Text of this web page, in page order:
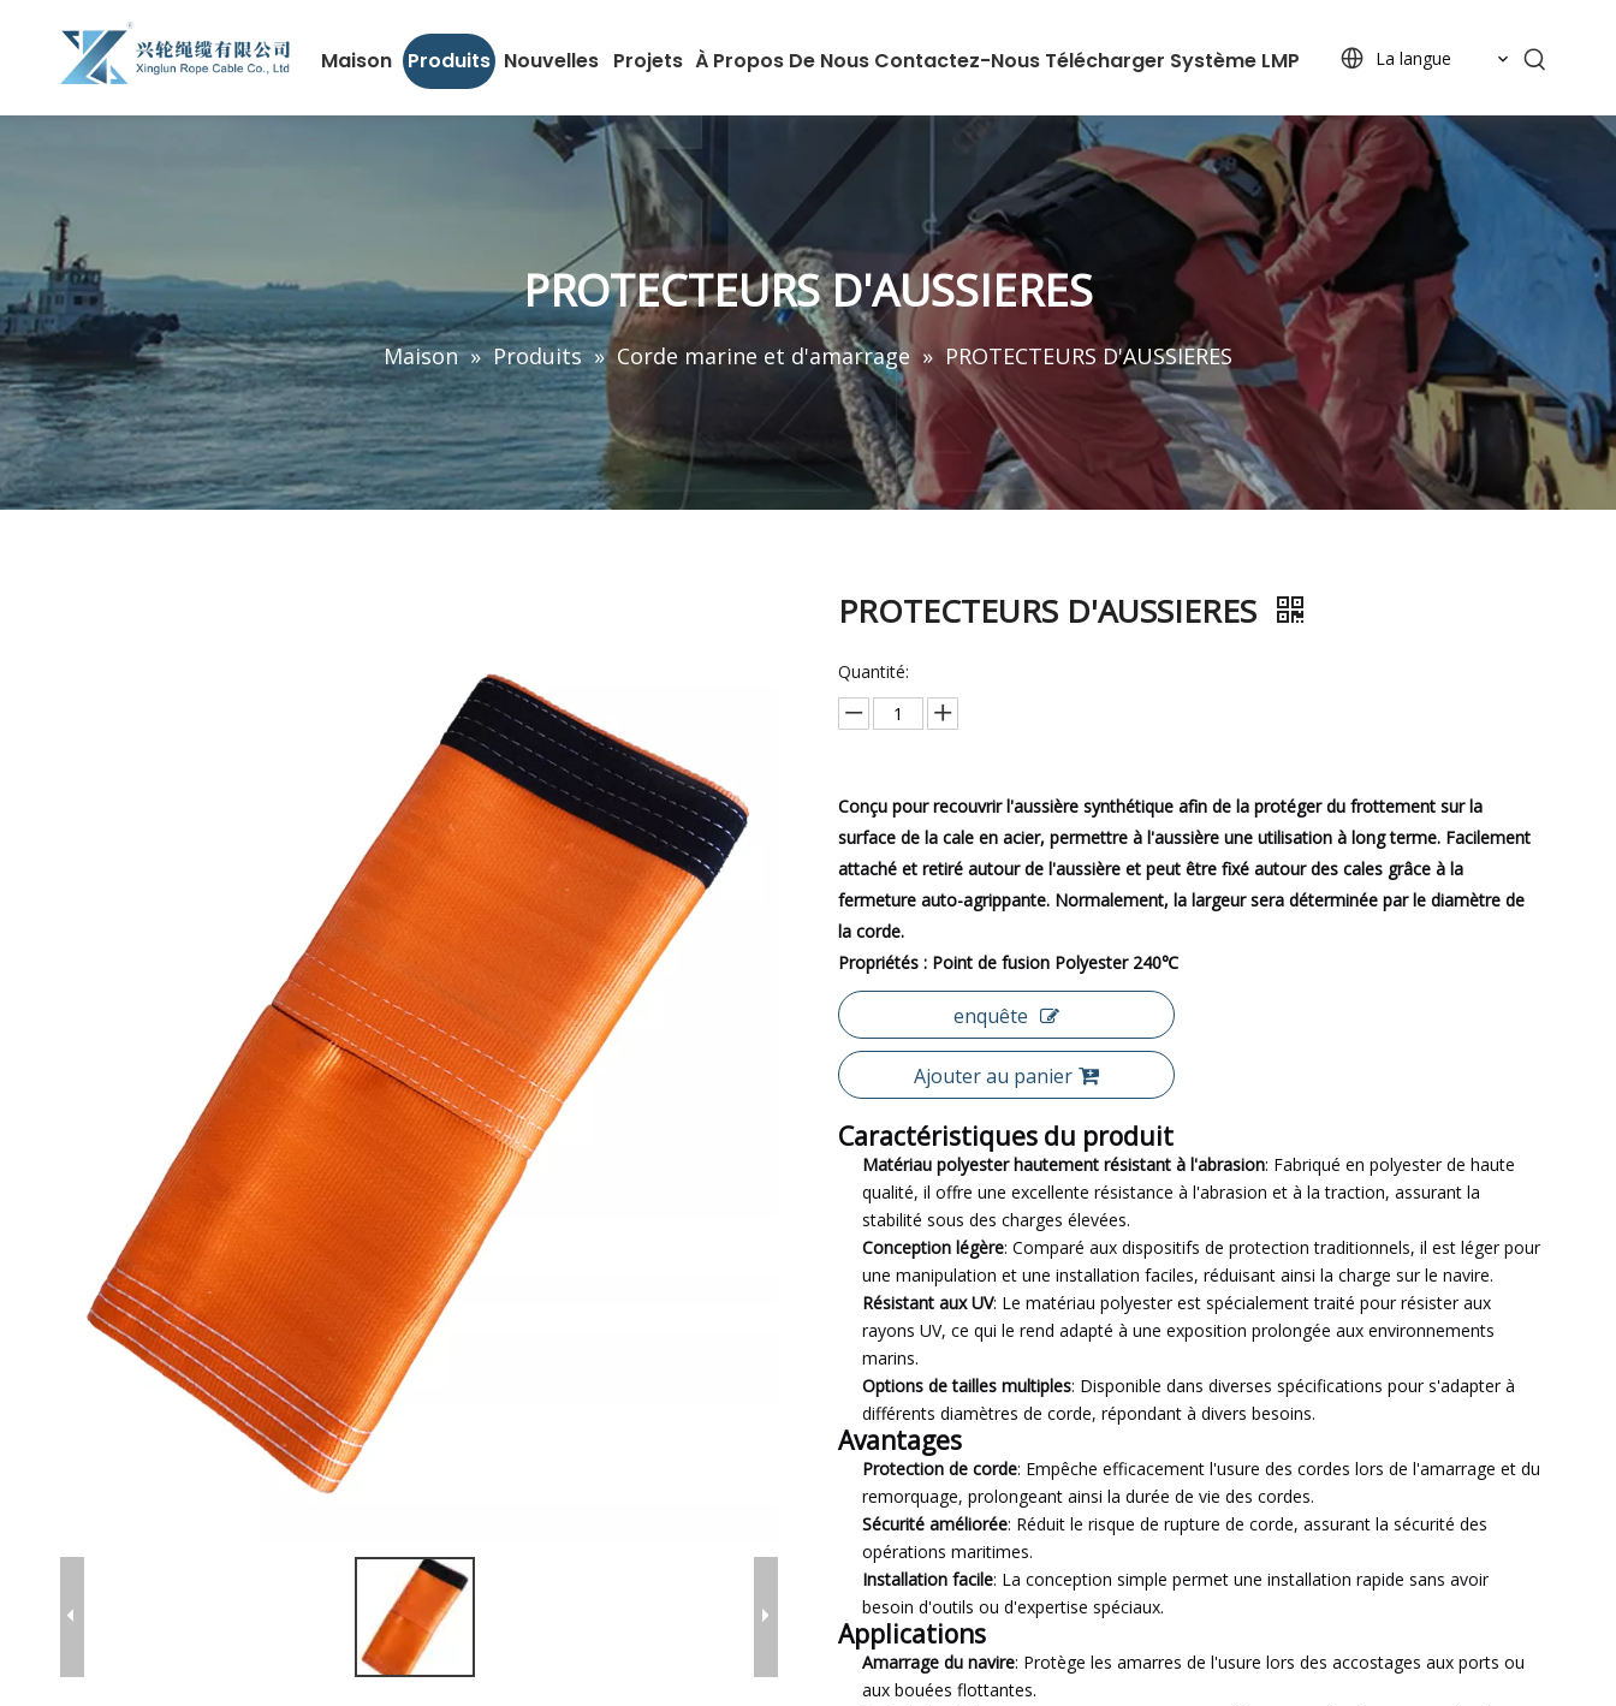
Maison Produits Nouvelles Projets À Propos De Nous Contactez-Nous Télécharger Système LMP La langue
PROTECTEURS D'AUSSIERES
Maison » Produits » Corde marine et d'amarrage » PROTECTEURS D'AUSSIERES
PROTECTEURS D'AUSSIERES
Quantité:
Conçu pour recouvrir l'aussière synthétique afin de la protéger du frottement sur la
surface de la cale en acier, permettre à l'aussière une utilisation à long terme. Facilement
attaché et retiré autour de l'aussière et peut être fixé autour des cales grâce à la
fermeture auto-agrippante. Normalement, la largeur sera déterminée par le diamètre de
la corde.
Propriétés : Point de fusion Polyester 240℃
enquête
Ajouter au panier
Caractéristiques du produit
Matériau polyester hautement résistant à l'abrasion: Fabriqué en polyester de haute
qualité, il offre une excellente résistance à l'abrasion et à la traction, assurant la
stabilité sous des charges élevées.
Conception légère: Comparé aux dispositifs de protection traditionnels, il est léger pour
une manipulation et une installation faciles, réduisant ainsi la charge sur le navire.
Résistant aux UV: Le matériau polyester est spécialement traité pour résister aux
rayons UV, ce qui le rend adapté à une exposition prolongée aux environnements
marins.
Options de tailles multiples: Disponible dans diverses spécifications pour s'adapter à
différents diamètres de corde, répondant à divers besoins.
Avantages
Protection de corde: Empêche efficacement l'usure des cordes lors de l'amarrage et du
remorquage, prolongeant ainsi la durée de vie des cordes.
Sécurité améliorée: Réduit le risque de rupture de corde, assurant la sécurité des
opérations maritimes.
Installation facile: La conception simple permet une installation rapide sans avoir
besoin d'outils ou d'expertise spéciaux.
Applications
Amarrage du navire: Protège les amarres de l'usure lors des accostages aux ports ou
aux bouées flottantes.